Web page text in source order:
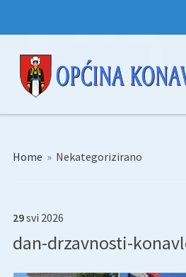
Home » Nekategorizirano
29svi 2026
dan-drzavnosti-